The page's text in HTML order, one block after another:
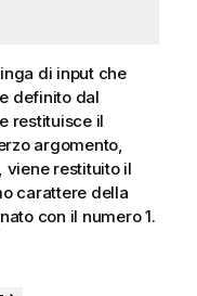
di input che
definito dal
restituisce il
argomento,
viene restituito il
carattere della
con il numero 1.